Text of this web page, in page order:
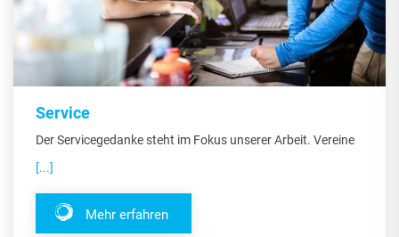
Service
Der Servicegedanke steht im Fokus unserer Arbeit. Vereine
[...]
Mehr erfahren